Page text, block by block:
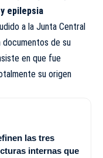
epilepsia
a la Junta Central
de su
en que fue
su origen
las tres
internas que